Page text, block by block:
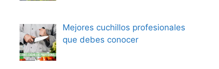
Mejores cuchillos profesionales
que debes conocer